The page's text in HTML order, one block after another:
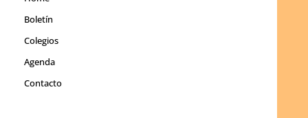
Boletín
Colegios
Agenda
Contacto